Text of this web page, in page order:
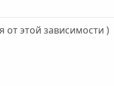
этой зависимости )